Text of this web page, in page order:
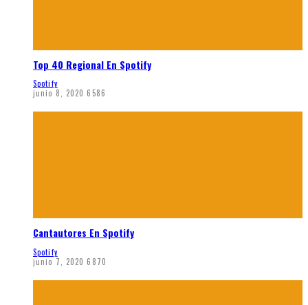
Top 40 Regional En Spotify
Spotify
junio 8, 2020 6586
Cantautores En Spotify
Spotify
junio 7, 2020 6870